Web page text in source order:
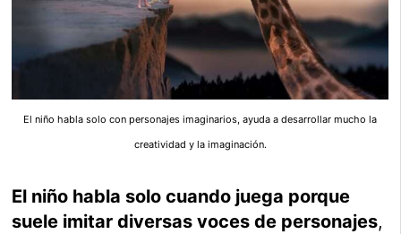
El niño habla solo con personajes imaginarios, ayuda a desarrollar mucho la
creatividad y la imaginación.
El niño habla solo cuando juega porque
suele imitar diversas voces de personajes,